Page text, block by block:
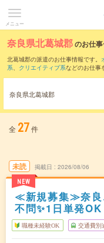
メニュー
奈良県北葛城郡のお仕
北葛城郡の派遣のお仕事情報です。
系、 クリエイティブ系などのお仕事
また、生駒郡・磯城郡
けます。
奈良県北葛城郡
全 27件
未読
NEW
掲載日 2026/08/06
≪新規募集≫奈良
不問✨1日単発OK
職種未経験OK 交通費別